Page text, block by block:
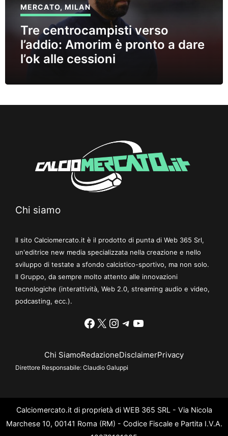
MERCATO,MILAN
Tre centrocampisti verso
l’addio: Amorim è pronto a dare
l’ok alle cessioni
Chi siamo
Il sito Calciomercato.it è il prodotto di punta di Web 365 Srl,
un'editrice new media specializzata nella creazione e nello
sviluppo di testate a sfondo calcistico-sportivo, ma non solo.
Il Gruppo, da sempre molto attento alle innovazioni
tecnologiche (interattività, Web 2.0, streaming audio e video,
podcasting, ecc.).
Facebook
X Instagram
Telegram
YouTube
Chi SiamoRedazioneDisclaimerPrivacy
Direttore Responsabile: Claudio Galuppi
Calciomercato.it di proprietà di WEB 365 SRL - Via Nicola
Marchese 10, 00141 Roma (RM) - Codice Fiscale e Partita I.V.A.